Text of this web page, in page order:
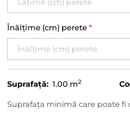
Înălțime (cm) perete *
Suprafață: 1.00 m2
Suprafața minimă care poate fi